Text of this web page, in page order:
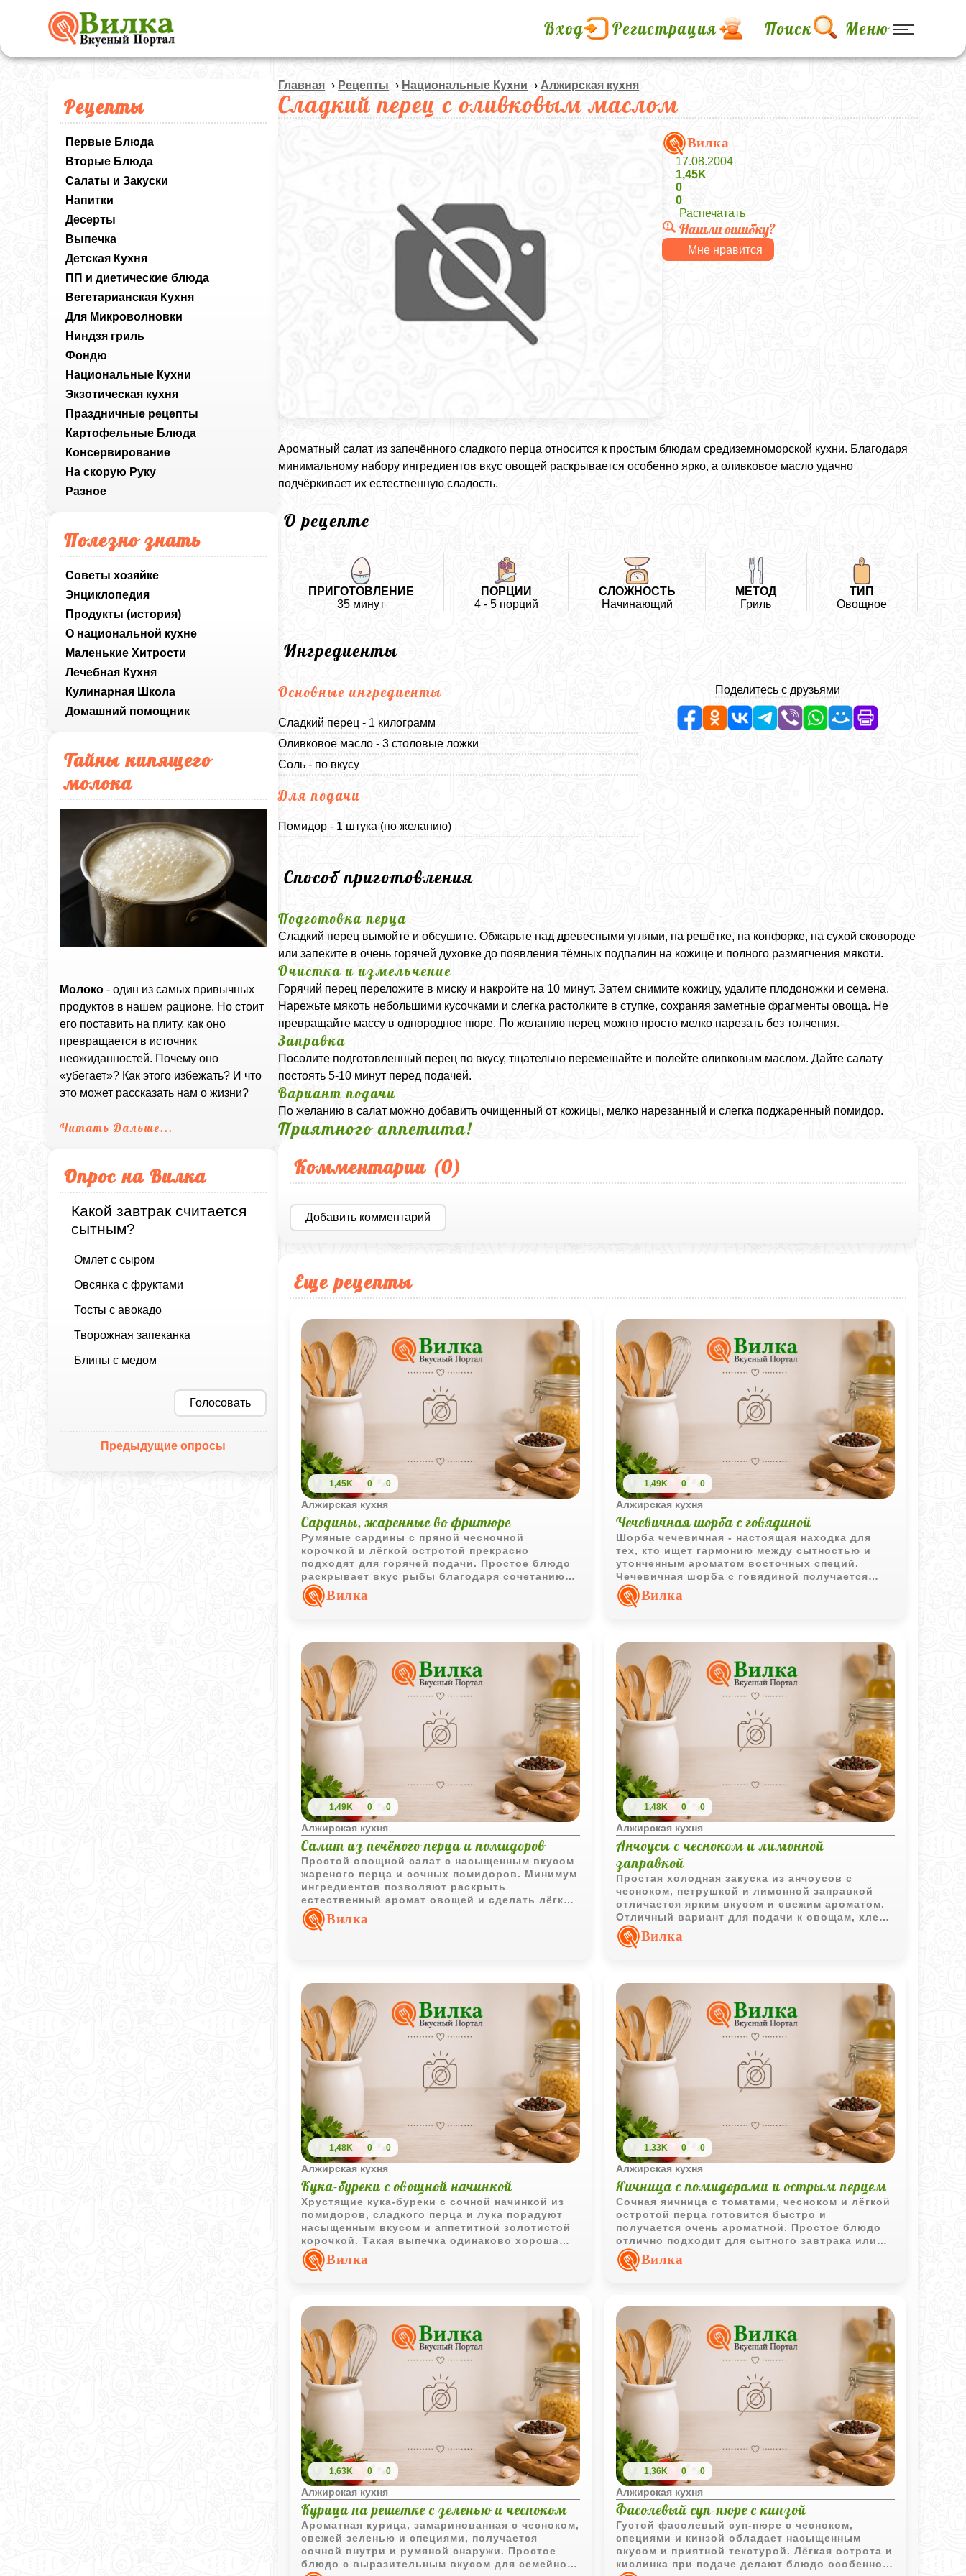
Вход Регистрация Поиск Меню
Рецепты
Первые Блюда
Вторые Блюда
Салаты и Закуски
Напитки
Десерты
Выпечка
Детская Кухня
ПП и диетические блюда
Вегетарианская Кухня
Для Микроволновки
Ниндзя гриль
Фондю
Национальные Кухни
Экзотическая кухня
Праздничные рецепты
Картофельные Блюда
Консервирование
На скорую Руку
Разное
Полезно знать
Советы хозяйке
Энциклопедия
Продукты (история)
О национальной кухне
Маленькие Хитрости
Лечебная Кухня
Кулинарная Школа
Домашний помощник
Тайны кипящего
молока
Молоко - один из самых привычных
продуктов в нашем рационе. Но стоит
его поставить на плиту, как оно
превращается в источник
неожиданностей. Почему оно
«убегает»? Как этого избежать? И что
это может рассказать нам о жизни?
Читать Дальше...
Опрос на Вилка
Какой завтрак считается
сытным?
Омлет с сыром
Овсянка с фруктами
Тосты с авокадо
Творожная запеканка
Блины с медом
Голосовать
Предыдущие опросы
Главная › Рецепты › Национальные Кухни › Алжирская кухня
Сладкий перец с оливковым маслом
Вилка
17.08.2004
1,45K
0
0
Распечатать
Нашли ошибку?
Мне нравится
Ароматный салат из запечённого сладкого перца относится к простым блюдам средиземноморской кухни. Благодаря
минимальному набору ингредиентов вкус овощей раскрывается особенно ярко, а оливковое масло удачно
подчёркивает их естественную сладость.
О рецепте
ПРИГОТОВЛЕНИЕ
35 минут
ПОРЦИИ
4 - 5 порций
СЛОЖНОСТЬ
Начинающий
МЕТОД
Гриль
ТИП
Овощное
Ингредиенты
Основные ингредиенты
Сладкий перец - 1 килограмм
Оливковое масло - 3 столовые ложки
Соль - по вкусу
Для подачи
Помидор - 1 штука (по желанию)
Поделитесь с друзьями
Способ приготовления
Подготовка перца
Сладкий перец вымойте и обсушите. Обжарьте над древесными углями, на решётке, на конфорке, на сухой сковороде
или запеките в очень горячей духовке до появления тёмных подпалин на кожице и полного размягчения мякоти.
Очистка и измельчение
Горячий перец переложите в миску и накройте на 10 минут. Затем снимите кожицу, удалите плодоножки и семена.
Нарежьте мякоть небольшими кусочками и слегка растолките в ступке, сохраняя заметные фрагменты овоща. Не
превращайте массу в однородное пюре. По желанию перец можно просто мелко нарезать без толчения.
Заправка
Посолите подготовленный перец по вкусу, тщательно перемешайте и полейте оливковым маслом. Дайте салату
постоять 5-10 минут перед подачей.
Вариант подачи
По желанию в салат можно добавить очищенный от кожицы, мелко нарезанный и слегка поджаренный помидор.
Приятного аппетита!
Комментарии (0)
Добавить комментарий
Еще рецепты
1,45K 0 0
Алжирская кухня
Сардины, жаренные во фритюре
Румяные сардины с пряной чесночной
корочкой и лёгкой остротой прекрасно
подходят для горячей подачи. Простое блюдо
раскрывает вкус рыбы благодаря сочетанию
специй, лимона и хрустящей панировки.
Вилка
1,49K 0 0
Алжирская кухня
Чечевичная шорба с говядиной
Шорба чечевичная - настоящая находка для
тех, кто ищет гармонию между сытностью и
утонченным ароматом восточных специй.
Чечевичная шорба с говядиной получается
густой и наваристой, а добавление корицы и
лимонного сока придает ей необычный,
наполняя энергией.
Вилка
1,49K 0 0
Алжирская кухня
Салат из печёного перца и помидоров
Простой овощной салат с насыщенным вкусом
жареного перца и сочных помидоров. Минимум
ингредиентов позволяют раскрыть
естественный аромат овощей и сделать лёгкую
закуску для повседневного стола.
Вилка
1,48K 0 0
Алжирская кухня
Анчоусы с чесноком и лимонной
заправкой
Простая холодная закуска из анчоусов с
чесноком, петрушкой и лимонной заправкой
отличается ярким вкусом и свежим ароматом.
Отличный вариант для подачи к овощам, хлебу
или как часть рыбного ассорти.
Вилка
1,48K 0 0
Алжирская кухня
Кука-буреки с овощной начинкой
Хрустящие кука-буреки с сочной начинкой из
помидоров, сладкого перца и лука порадуют
насыщенным вкусом и аппетитной золотистой
корочкой. Такая выпечка одинаково хороша
как в горячем, так и в тёплом виде.
Вилка
1,33K 0 0
Алжирская кухня
Яичница с помидорами и острым перцем
Сочная яичница с томатами, чесноком и лёгкой
остротой перца готовится быстро и
получается очень ароматной. Простое блюдо
отлично подходит для сытного завтрака или
лёгкого ужина.
Вилка
1,63K 0 0
Алжирская кухня
Курица на решетке с зеленью и чесноком
Ароматная курица, замаринованная с чесноком,
свежей зеленью и специями, получается
сочной внутри и румяной снаружи. Простое
блюдо с выразительным вкусом для семейного
1,36K 0 0
Алжирская кухня
Фасолевый суп-пюре с кинзой
Густой фасолевый суп-пюре с чесноком,
специями и кинзой обладает насыщенным
вкусом и приятной текстурой. Лёгкая острота и
кислинка при подаче делают блюдо особенно